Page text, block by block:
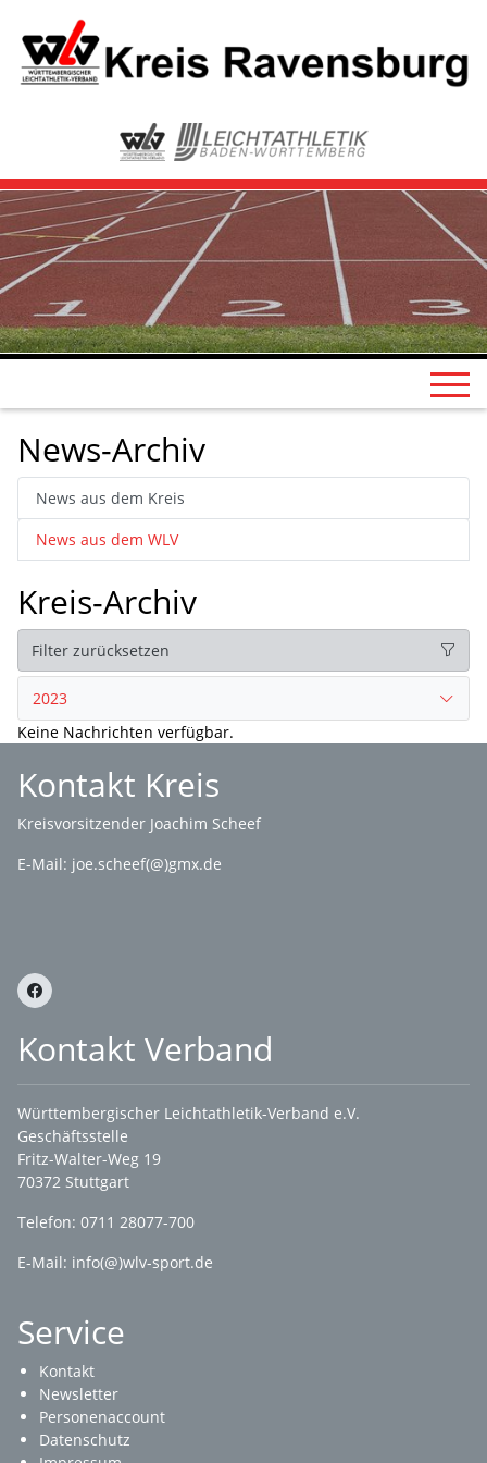
News-Archiv
News aus dem Kreis
News aus dem WLV
Kreis-Archiv
Filter zurücksetzen
2023
Keine Nachrichten verfügbar.
Kontakt Kreis
Kreisvorsitzender Joachim Scheef
E-Mail: joe.scheef(@)gmx.de
Kontakt Verband
Württembergischer Leichtathletik-Verband e.V.
Geschäftsstelle
Fritz-Walter-Weg 19
70372 Stuttgart
Telefon: 0711 28077-700
E-Mail: info(@)wlv-sport.de
Service
Kontakt
Newsletter
Personenaccount
Datenschutz